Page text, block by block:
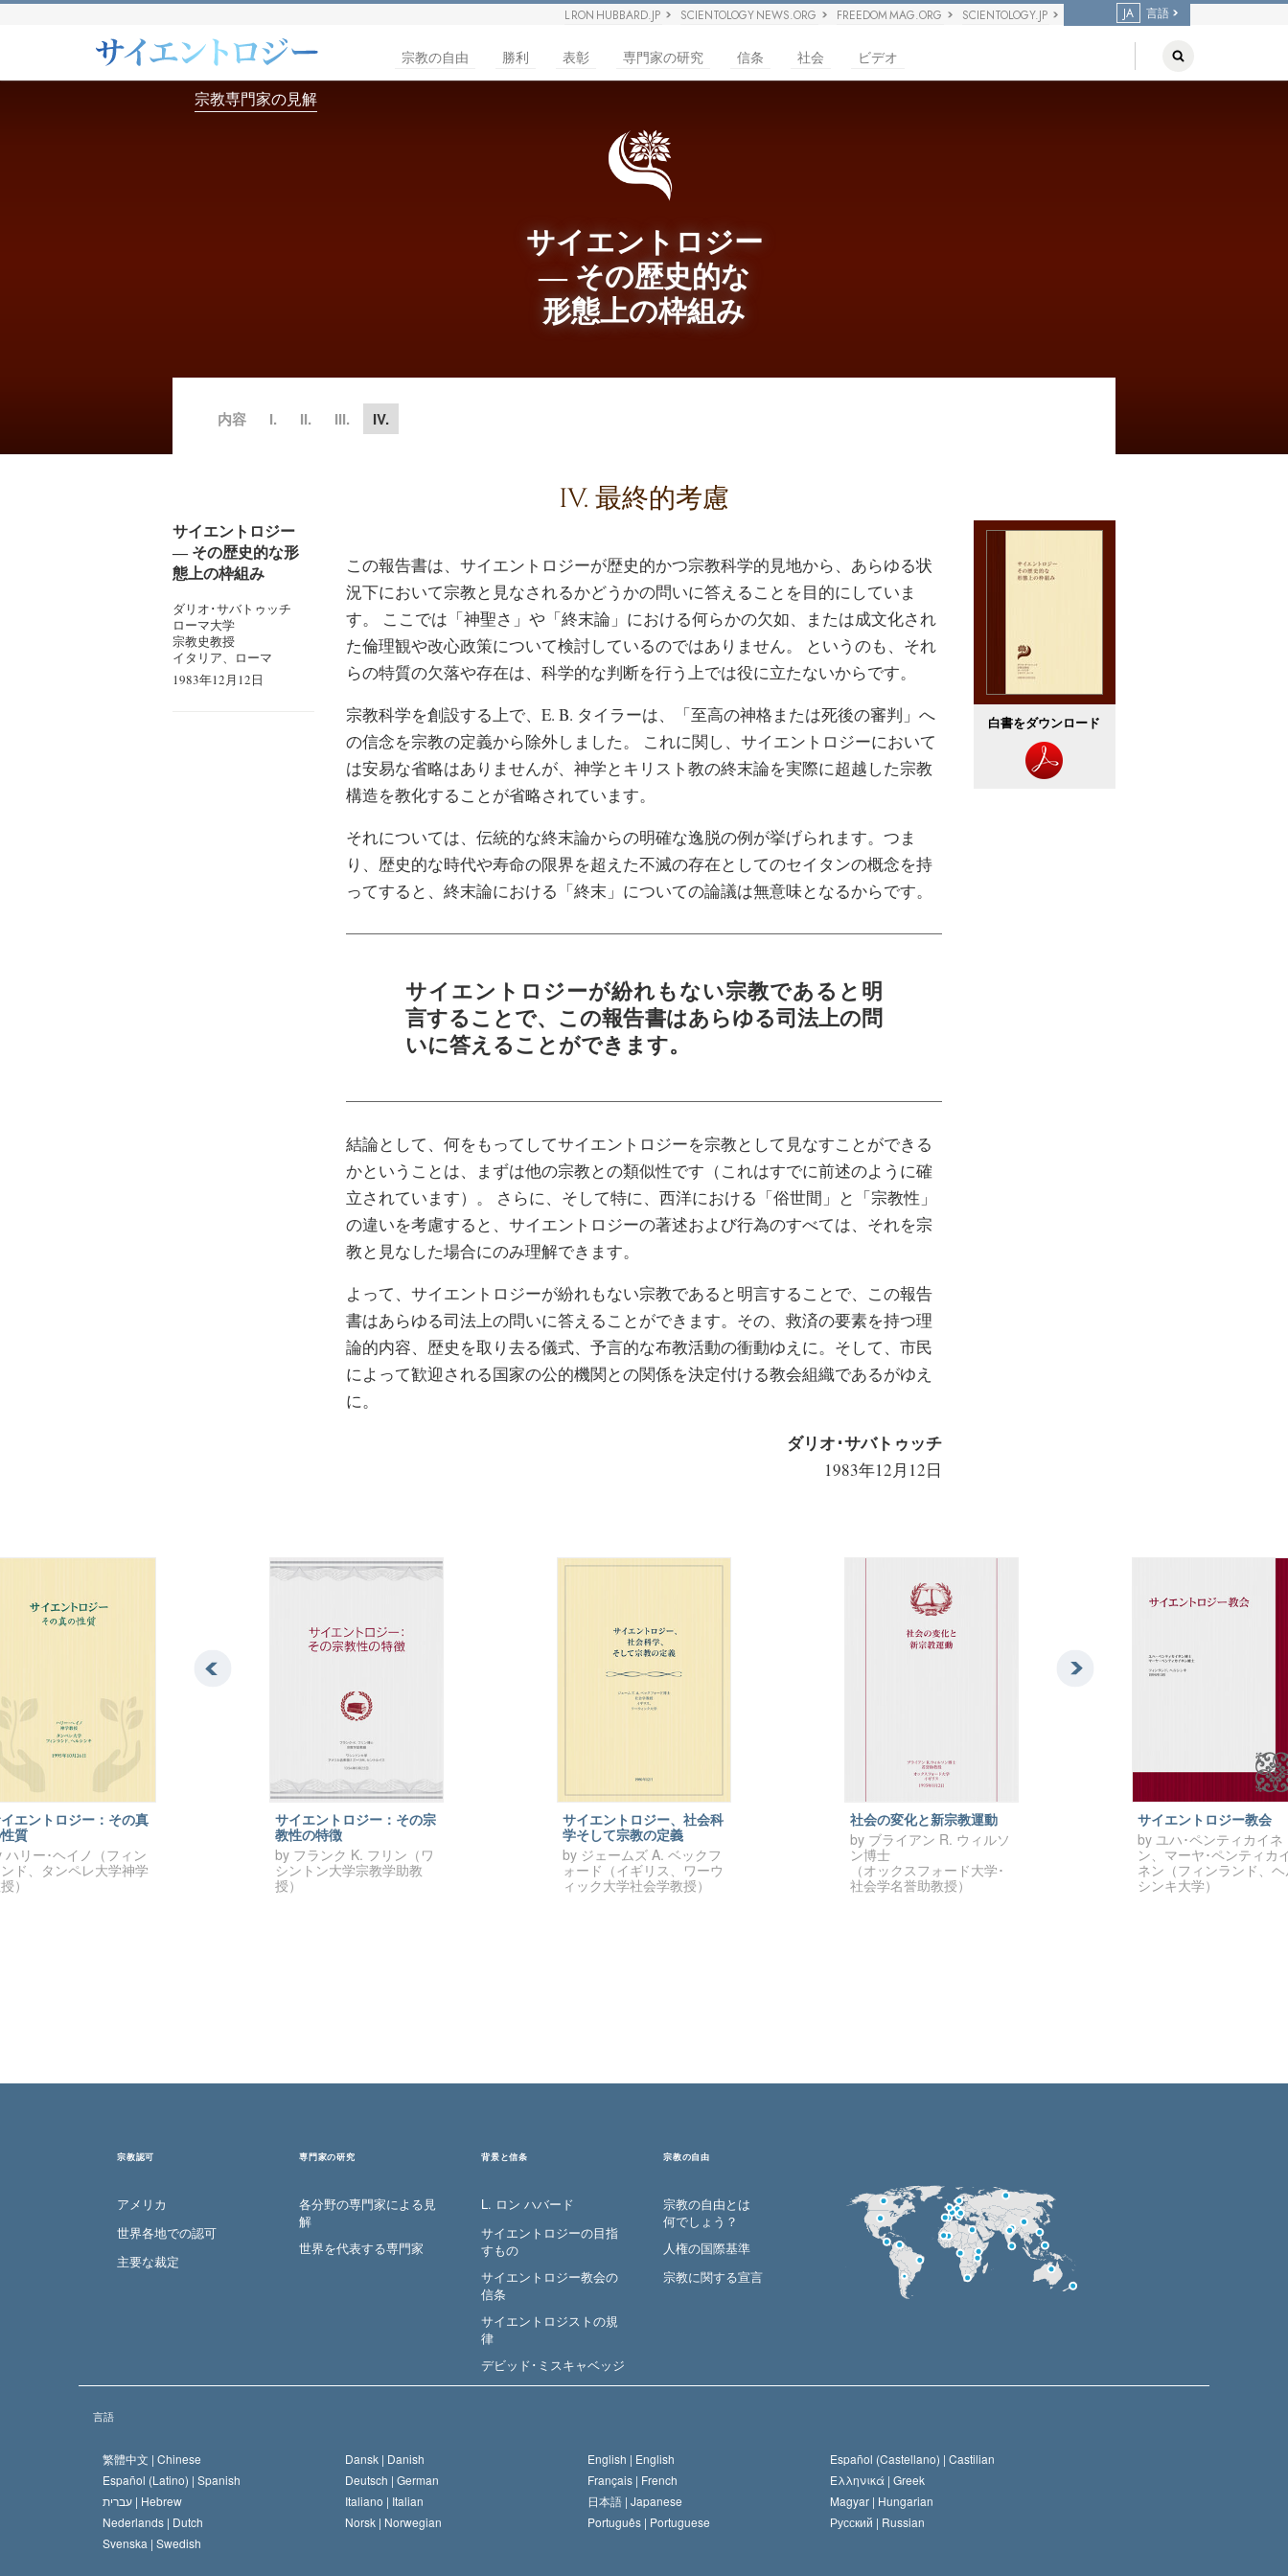
L RON HUBBARD.JP SCIENTOLOGY NEWS.ORG FREEDOM MAG.ORG SCIENTOLOGY.JP JA 言語
宗教の自由 勝利 表彰 専門家の研究 信条 社会 ビデオ
宗教専門家の見解
サイエントロジー
― その歴史的な
形態上の枠組み
内容 I. II. III. IV.
サイエントロジー
― その歴史的な形
態上の枠組み
ダリオ･サバトゥッチ
ローマ大学
宗教史教授
イタリア、ローマ
1983年12月12日
IV. 最終的考慮
この報告書は、サイエントロジーが歴史的かつ宗教科学的見地から、あらゆる状
況下において宗教と見なされるかどうかの問いに答えることを目的にしていま
す。 ここでは「神聖さ」や「終末論」における何らかの欠如、または成文化され
た倫理観や改心政策について検討しているのではありません。 というのも、それ
らの特質の欠落や存在は、科学的な判断を行う上では役に立たないからです。
宗教科学を創設する上で、E. B. タイラーは、「至高の神格または死後の審判」へ
の信念を宗教の定義から除外しました。 これに関し、サイエントロジーにおいて
は安易な省略はありませんが、神学とキリスト教の終末論を実際に超越した宗教
構造を教化することが省略されています。
それについては、伝統的な終末論からの明確な逸脱の例が挙げられます。つま
り、歴史的な時代や寿命の限界を超えた不滅の存在としてのセイタンの概念を持
ってすると、終末論における「終末」についての論議は無意味となるからです。
サイエントロジーが紛れもない宗教であると明
言することで、この報告書はあらゆる司法上の問
いに答えることができます。
結論として、何をもってしてサイエントロジーを宗教として見なすことができる
かということは、まずは他の宗教との類似性です（これはすでに前述のように確
立されています）。 さらに、そして特に、西洋における「俗世間」と「宗教性」
の違いを考慮すると、サイエントロジーの著述および行為のすべては、それを宗
教と見なした場合にのみ理解できます。
よって、サイエントロジーが紛れもない宗教であると明言することで、この報告
書はあらゆる司法上の問いに答えることができます。その、救済の要素を持つ理
論的内容、歴史を取り去る儀式、予言的な布教活動の衝動ゆえに。そして、市民
によって歓迎される国家の公的機関との関係を決定付ける教会組織であるがゆえ
に。
ダリオ･サバトゥッチ
1983年12月12日
エントロジー：その真
質
ハリー･ヘイノ（フィン
ド、タンペレ大学神学
）
サイエントロジー：その宗
教性の特徴
by フランク K. フリン（ワ
シントン大学宗教学助教
授）
サイエントロジー、社会科
学そして宗教の定義
by ジェームズ A. ベックフ
ォード（イギリス、ワーウ
ィック大学社会学教授）
社会の変化と新宗教運動
by ブライアン R. ウィルソ
ン博士
（オックスフォード大学･
社会学名誉助教授）
サイエントロジー教会
by ユハ･ペンティカイネ
ン、マーヤ･ペンティカ
ネン（フィンランド、
シンキ大学）
白書をダウンロード
宗教認可
アメリカ
世界各地での認可
主要な裁定
専門家の研究
各分野の専門家による見
解
世界を代表する専門家
背景と信条
L. ロン ハバード
サイエントロジーの目指
すもの
サイエントロジー教会の
信条
サイエントロジストの規
律
デビッド･ミスキャベッジ
宗教の自由
宗教の自由とは
何でしょう？
人権の国際基準
宗教に関する宣言
言語
繁體中文 | Chinese Dansk | Danish English | English Español (Castellano) | Castilian
Español (Latino) | Spanish Deutsch | German Français | French Ελληνικά | Greek
עברית | Hebrew Italiano | Italian 日本語 | Japanese Magyar | Hungarian
Nederlands | Dutch Norsk | Norwegian Português | Portuguese Русский | Russian
Svenska | Swedish